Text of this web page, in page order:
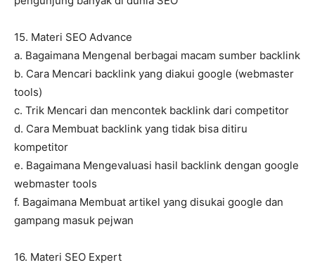
15. Materi SEO Advance
a. Bagaimana Mengenal berbagai macam sumber backlink
b. Cara Mencari backlink yang diakui google (webmaster
tools)
c. Trik Mencari dan mencontek backlink dari competitor
d. Cara Membuat backlink yang tidak bisa ditiru
kompetitor
e. Bagaimana Mengevaluasi hasil backlink dengan google
webmaster tools
f. Bagaimana Membuat artikel yang disukai google dan
gampang masuk pejwan
16. Materi SEO Expert